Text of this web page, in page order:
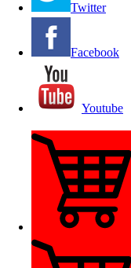
Twitter
Facebook
Youtube